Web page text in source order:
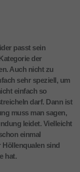
passt sein
der
Auch nicht zu
sehr speziell, um
einfach so
darf. Dann ist
muss man sagen,
leidet. Vielleicht
einmal
Höllenqualen sind
hat.